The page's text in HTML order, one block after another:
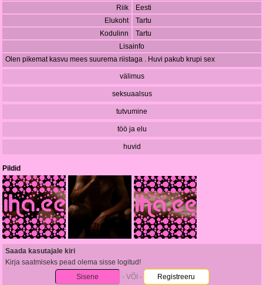
Riik
Eesti
Elukoht
Tartu
Kodulinn
Tartu
Lisainfo
Olen pikemat kasvu mees suurema riistaga . Huvi pakub krupi sex
välimus
seksuaalsus
tutvumine
töö ja elu
huvid
Pildid
Saada kasutajale kiri
Kirja saatmiseks pead olema sisse logitud!
Sisene
- VÕI - Registreeru